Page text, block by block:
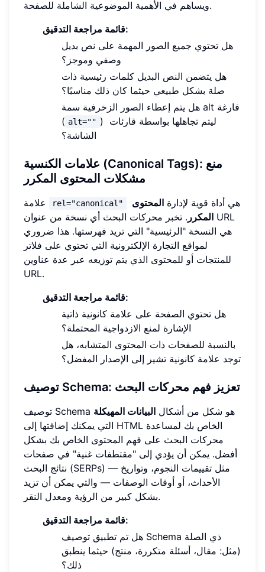
ويساهم في الأهمية الموضوعية الشاملة للصفحة.
قائمة مراجعة التدقيق:
هل تحتوي جميع الصور المهمة على نص بديل
وصفي وموجز؟
هل يتضمن النص البديل كلمات رئيسية ذات
صلة بشكل طبيعي حيثما كان ذلك مناسبًا؟
هل يتم إعطاء الصور الزخرفية سمة alt فارغة
( alt="" ) ليتم تجاهلها بواسطة قارئات
الشاشة؟
علامات الكنسية (Canonical Tags): منع
مشكلات المحتوى المكرر
rel="canonical" هي أداة قوية لإدارةالمحتوى
المكرر . تخبر محركات البحث أي نسخة من عنوان URL
هي النسخة "الرئيسية" التي تريد فهرستها. هذا ضروري
لمواقع التجارة الإلكترونية التي تحتوي على فلاتر
للمنتجات أو للمحتوى الذي يتم توزيعه عبر عدة عناوين
URL.
قائمة مراجعة التدقيق:
هل تحتوي الصفحة على علامة كانونية ذاتية
الإشارة لمنع الازدواجية المحتملة؟
بالنسبة للصفحات ذات المحتوى المتشابه، هل
توجد علامة كانونية تشير إلى الإصدار المفضل؟
توصيف Schema: تعزيز فهم محركات البحث
توصيف Schema هو شكل من أشكال البيانات المهيكلة
التي يمكنك إضافتها إلى HTML الخاص بك لمساعدة
محركات البحث على فهم المحتوى الخاص بك بشكل
أفضل. يمكن أن يؤدي إلى "مقتطفات غنية" في صفحات
نتائج البحث (SERPs) — مثل تقييمات النجوم، وتواريخ
الأحداث، أو أوقات الوصفات — والتي يمكن أن تزيد
بشكل كبير من الرؤية ومعدل النقر.
قائمة مراجعة التدقيق:
هل تم تطبيق توصيف Schema ذي الصلة
(مثل: مقال، أسئلة متكررة، منتج) حيثما ينطبق
ذلك؟